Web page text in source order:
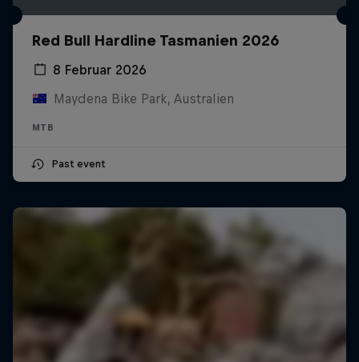
Red Bull Hardline Tasmanien 2026
8 Februar 2026
Maydena Bike Park, Australien
MTB
Past event